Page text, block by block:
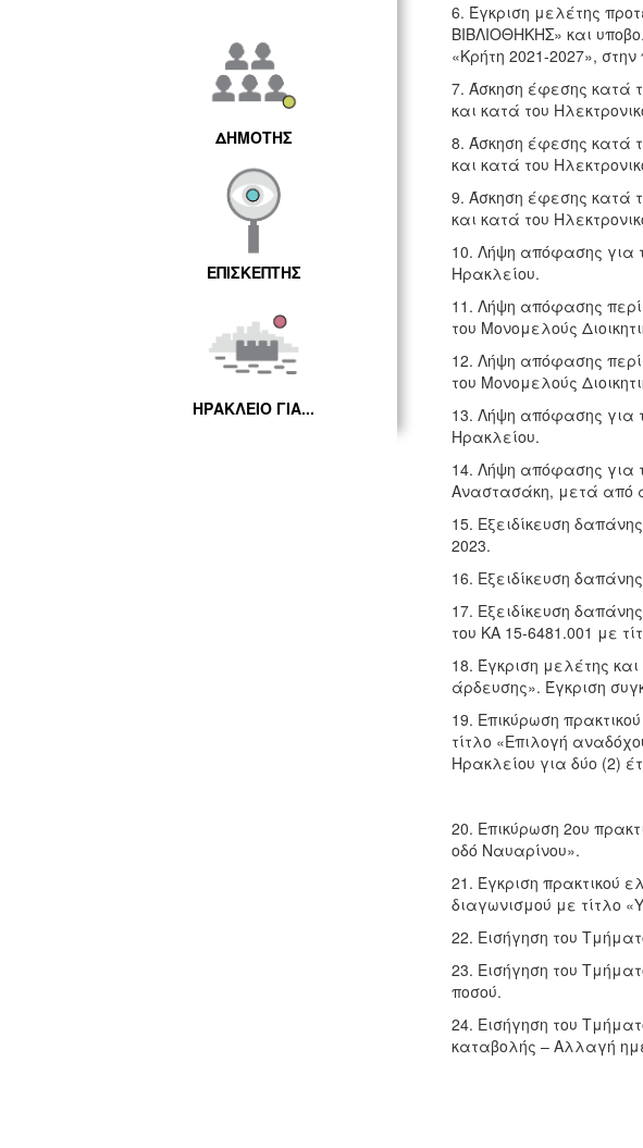
ΔΗΜΟΤΗΣ
ΕΠΙΣΚΕΠΤΗΣ
ΗΡΑΚΛΕΙΟ ΓΙΑ...
6. Έγκριση μελέτης
ΒΙΒΛΙΟΘΗΚΗΣ» και
«Κρήτη 2021-2027»,
7. Άσκηση έφεσης κατά
και κατά του
8. Άσκηση έφεσης κατά
και κατά του
9. Άσκηση έφεσης κατά
και κατά του
10. Λήψη απόφασης για
Ηρακλείου.
11. Λήψη απόφασης
του Μονομελούς
12. Λήψη απόφασης
του Μονομελούς
13. Λήψη απόφασης για
Ηρακλείου.
14. Λήψη απόφασης για
Αναστασάκη, μετά από
15. Εξειδίκευση
2023.
16. Εξειδίκευση
17. Εξειδίκευση
του ΚΑ 15-6481.001 με
18. Έγκριση μελέτης
άρδευσης». Έγκριση
19. Επικύρωση
τίτλο «Επιλογή
Ηρακλείου για δύο (2)
20. Επικύρωση 2ου
οδό Ναυαρίνου».
21. Έγκριση πρακτικού
διαγωνισμού με τίτλο
22. Εισήγηση του
23. Εισήγηση του
ποσού.
24. Εισήγηση του
καταβολής – Αλλαγή